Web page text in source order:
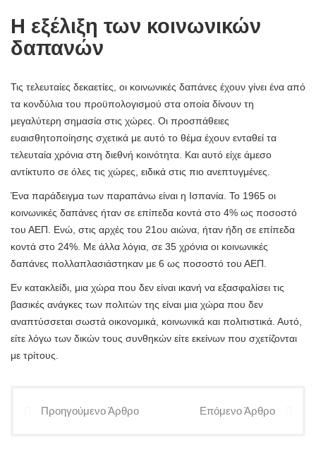
Η εξέλιξη των κοινωνικών
δαπανών
Τις τελευταίες δεκαετίες, οι κοινωνικές δαπάνες έχουν γίνει ένα από
τα κονδύλια του προϋπολογισμού στα οποία δίνουν τη
μεγαλύτερη σημασία στις χώρες. Οι προσπάθειες
ευαισθητοποίησης σχετικά με αυτό το θέμα έχουν ενταθεί τα
τελευταία χρόνια στη διεθνή κοινότητα. Και αυτό είχε άμεσο
αντίκτυπο σε όλες τις χώρες, ειδικά στις πιο ανεπτυγμένες.
Ένα παράδειγμα των παραπάνω είναι η Ισπανία. Το 1965 οι
κοινωνικές δαπάνες ήταν σε επίπεδα κοντά στο 4% ως ποσοστό
του ΑΕΠ. Ενώ, στις αρχές του 21ου αιώνα, ήταν ήδη σε επίπεδα
κοντά στο 24%. Με άλλα λόγια, σε 35 χρόνια οι κοινωνικές
δαπάνες πολλαπλασιάστηκαν με 6 ως ποσοστό του ΑΕΠ.
Εν κατακλείδι, μια χώρα που δεν είναι ικανή να εξασφαλίσει τις
βασικές ανάγκες των πολιτών της είναι μια χώρα που δεν
αναπτύσσεται σωστά οικονομικά, κοινωνικά και πολιτιστικά. Αυτό,
είτε λόγω των δικών τους συνθηκών είτε εκείνων που σχετίζονται
με τρίτους.
Προηγούμενο Άρθρο Επόμενο Άρθρο